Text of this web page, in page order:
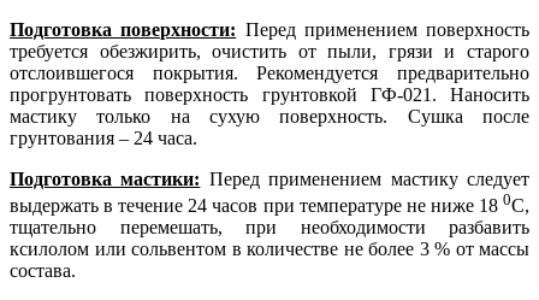
Подготовка поверхности: Перед применением поверхность
требуется обезжирить, очистить от пыли, грязи и старого
отслоившегося покрытия. Рекомендуется предварительно
прогрунтовать поверхность грунтовкой ГФ-021. Наносить
мастику только на сухую поверхность. Сушка после
грунтования – 24 часа.
Подготовка мастики: Перед применением мастику следует
выдержать в течение 24 часов при температуре не ниже 18 0С,
тщательно перемешать, при необходимости разбавить
ксилолом или сольвентом в количестве не более 3 % от массы
состава.